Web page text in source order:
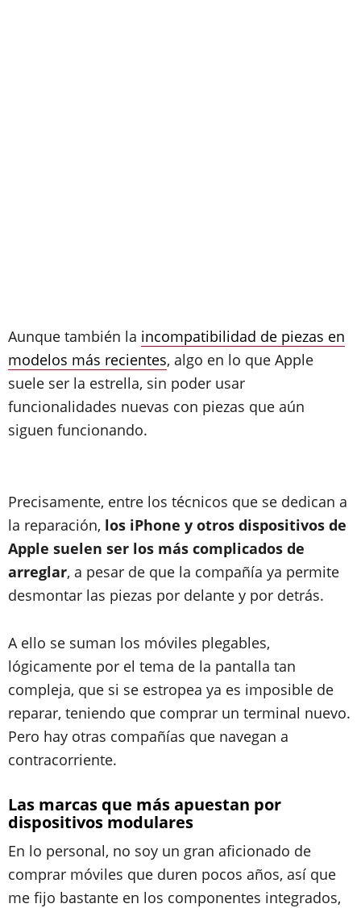
Aunque también la incompatibilidad de piezas en
modelos más recientes, algo en lo que Apple
suele ser la estrella, sin poder usar
funcionalidades nuevas con piezas que aún
siguen funcionando.
Precisamente, entre los técnicos que se dedican a
la reparación, los iPhone y otros dispositivos de
Apple suelen ser los más complicados de
arreglar, a pesar de que la compañía ya permite
desmontar las piezas por delante y por detrás.
A ello se suman los móviles plegables,
lógicamente por el tema de la pantalla tan
compleja, que si se estropea ya es imposible de
reparar, teniendo que comprar un terminal nuevo.
Pero hay otras compañías que navegan a
contracorriente.
Las marcas que más apuestan por
dispositivos modulares
En lo personal, no soy un gran aficionado de
comprar móviles que duren pocos años, así que
me fijo bastante en los componentes integrados,